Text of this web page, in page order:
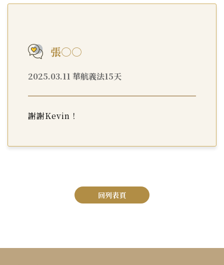
張○○
2025.03.11 華航義法15天
謝謝Kevin！
回列表頁